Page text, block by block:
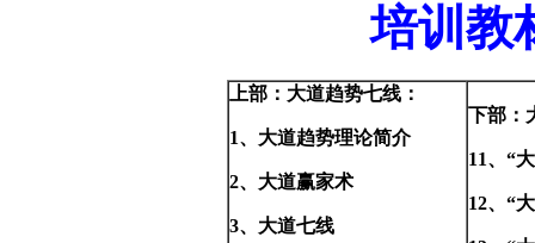
培训教
上部：大道趋势七线：
1、大道趋势理论简介
2、大道赢家术
3、大道七线
下部：
11、“
12、“